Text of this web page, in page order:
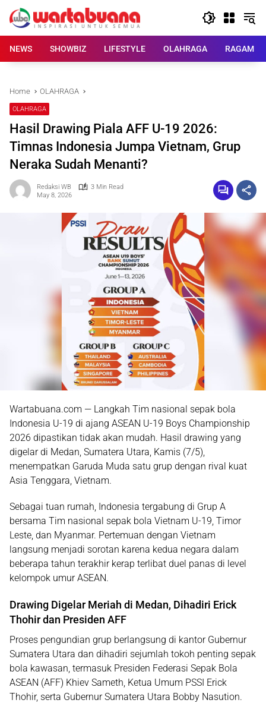
content
NEWS
SHOWBIZ LIFESTYLE OLAHRAGA RAGAM
Home OLAHRAGA
OLAHRAGA
Hasil Drawing Piala AFF U-19 2026:
Timnas Indonesia Jumpa Vietnam, Grup
Neraka Sudah Menanti?
Redaksi WB
3 Min Read
May 8, 2026
Wartabuana.com — Langkah Tim nasional sepak bola
Indonesia U-19 di ajang ASEAN U-19 Boys Championship
2026 dipastikan tidak akan mudah. Hasil drawing yang
digelar di Medan, Sumatera Utara, Kamis (7/5),
menempatkan Garuda Muda satu grup dengan rival kuat
Asia Tenggara, Vietnam.
Sebagai tuan rumah, Indonesia tergabung di Grup A
bersama Tim nasional sepak bola Vietnam U-19 , Timor
Leste, dan Myanmar. Pertemuan dengan Vietnam
langsung menjadi sorotan karena kedua negara dalam
beberapa tahun terakhir kerap terlibat duel panas di level
kelompok umur ASEAN.
Drawing Digelar Meriah di Medan, Dihadiri Erick
Thohir dan Presiden AFF
Proses pengundian grup berlangsung di kantor Gubernur
Sumatera Utara dan dihadiri sejumlah tokoh penting sepak
bola kawasan, termasuk Presiden Federasi Sepak Bola
ASEAN (AFF) Khiev Sameth , Ketua Umum PSSI Erick
Thohir, serta Gubernur Sumatera Utara Bobby Nasution.